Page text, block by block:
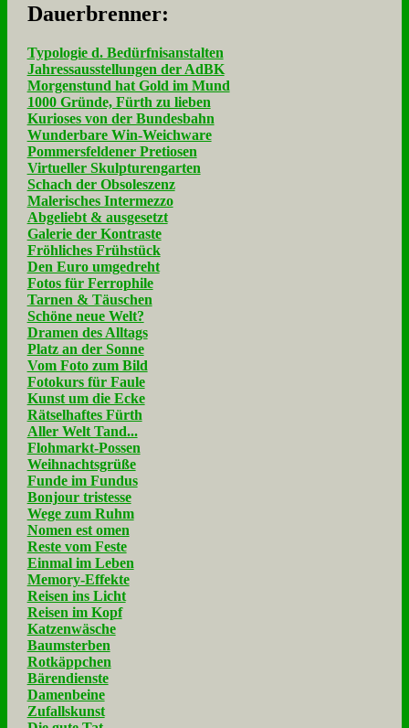
Dau­er­bren­ner:
Typologie d. Bedürfnisanstalten
Jahressausstellungen der AdBK
Morgenstund hat Gold im Mund
1000 Gründe, Fürth zu lieben
Kurioses von der Bundesbahn
Wunderbare Win-Weichware
Pommersfeldener Pretiosen
Virtueller Skulpturengarten
Schach der Obsoleszenz
Malerisches Intermezzo
Abgeliebt & ausgesetzt
Galerie der Kontraste
Fröhliches Frühstück
Den Euro umgedreht
Fotos für Ferrophile
Tarnen & Täuschen
Schöne neue Welt?
Dramen des Alltags
Platz an der Sonne
Vom Foto zum Bild
Fotokurs für Faule
Kunst um die Ecke
Rätselhaftes Fürth
Aller Welt Tand...
Flohmarkt-Possen
Weihnachtsgrüße
Funde im Fundus
Bonjour tristesse
Wege zum Ruhm
Nomen est omen
Reste vom Feste
Einmal im Leben
Memory-Effekte
Reisen ins Licht
Reisen im Kopf
Katzenwäsche
Baumsterben
Rotkäppchen
Bärendienste
Damenbeine
Zufallskunst